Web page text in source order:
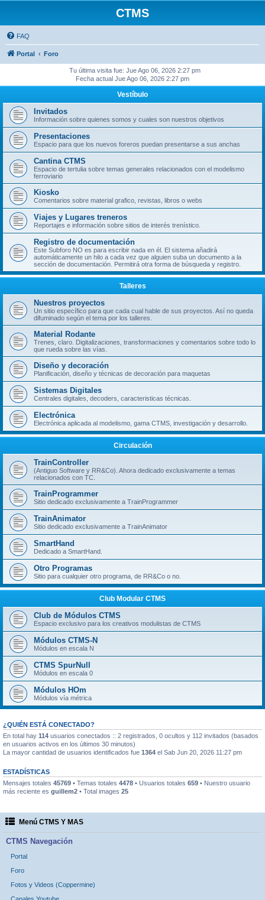
CTMS
FAQ
Portal Foro
Tu última visita fue: Jue Ago 06, 2026 2:27 pm
Fecha actual Jue Ago 06, 2026 2:27 pm
Vestíbulo
Invitados
Información sobre quienes somos y cuales son nuestros objetivos
Presentaciones
Espacio para que los nuevos foreros puedan presentarse a sus anchas
Cantina CTMS
Espacio de tertulia sobre temas generales relacionados con el modelismo
ferroviario
Kiosko
Comentarios sobre material grafico, revistas, libros o webs
Viajes y Lugares treneros
Reportajes e información sobre sitios de interés trenístico.
Registro de documentación
Este Subforo NO es para escribir nada en él. El sistema añadirá
automáticamente un hilo a cada vez que alguien suba un documento a la
sección de documentación. Permitirá otra forma de búsqueda y registro.
Talleres
Nuestros proyectos
Un sitio específico para que cada cual hable de sus proyectos. Así no queda
difuminado según el tema por los talleres.
Material Rodante
Trenes, claro. Digitalizaciones, transformaciones y comentarios sobre todo lo
que rueda sobre las vías.
Diseño y decoración
Planificación, diseño y técnicas de decoración para maquetas
Sistemas Digitales
Centrales digitales, decoders, caracteristicas técnicas.
Electrónica
Electrónica aplicada al modelismo, gama CTMS, investigación y desarrollo.
Circulación
TrainController
(Antiguo Software y RR&Co). Ahora dedicado exclusivamente a temas
relacionados con TC.
TrainProgrammer
Sitio dedicado exclusivamente a TrainProgrammer
TrainAnimator
Sitio dedicado exclusivamente a TrainAnimator
SmartHand
Dedicado a SmartHand.
Otro Programas
Sitio para cualquier otro programa, de RR&Co o no.
Club Modular CTMS
Club de Módulos CTMS
Espacio exclusivo para los creativos modulistas de CTMS
Módulos CTMS-N
Módulos en escala N
CTMS SpurNull
Módulos en escala 0
Módulos HOm
Módulos vía métrica
¿QUIÉN ESTÁ CONECTADO?
En total hay 114 usuarios conectados :: 2 registrados, 0 ocultos y 112 invitados (basados
en usuarios activos en los últimos 30 minutos)
La mayor cantidad de usuarios identificados fue 1364 el Sab Jun 20, 2026 11:27 pm
ESTADÍSTICAS
Mensajes totales 45769 • Temas totales 4478 • Usuarios totales 659 • Nuestro usuario
más reciente es guillem2 • Total images 25
Menú CTMS Y MAS
CTMS Navegación
Portal
Foro
Fotos y Videos (Coppermine)